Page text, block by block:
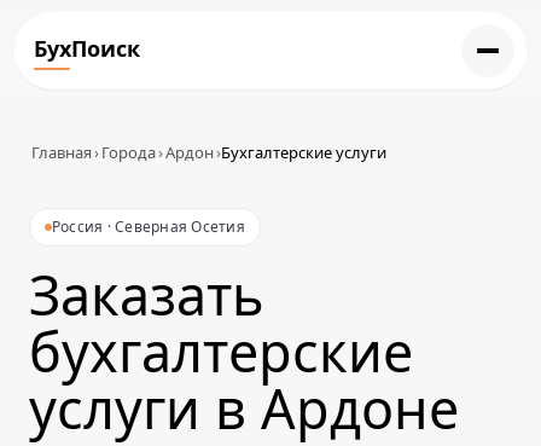
БухПоиск
Главная›Города›Ардон›Бухгалтерские услуги
Россия · Северная Осетия
Заказать
бухгалтерские
услуги в Ардоне